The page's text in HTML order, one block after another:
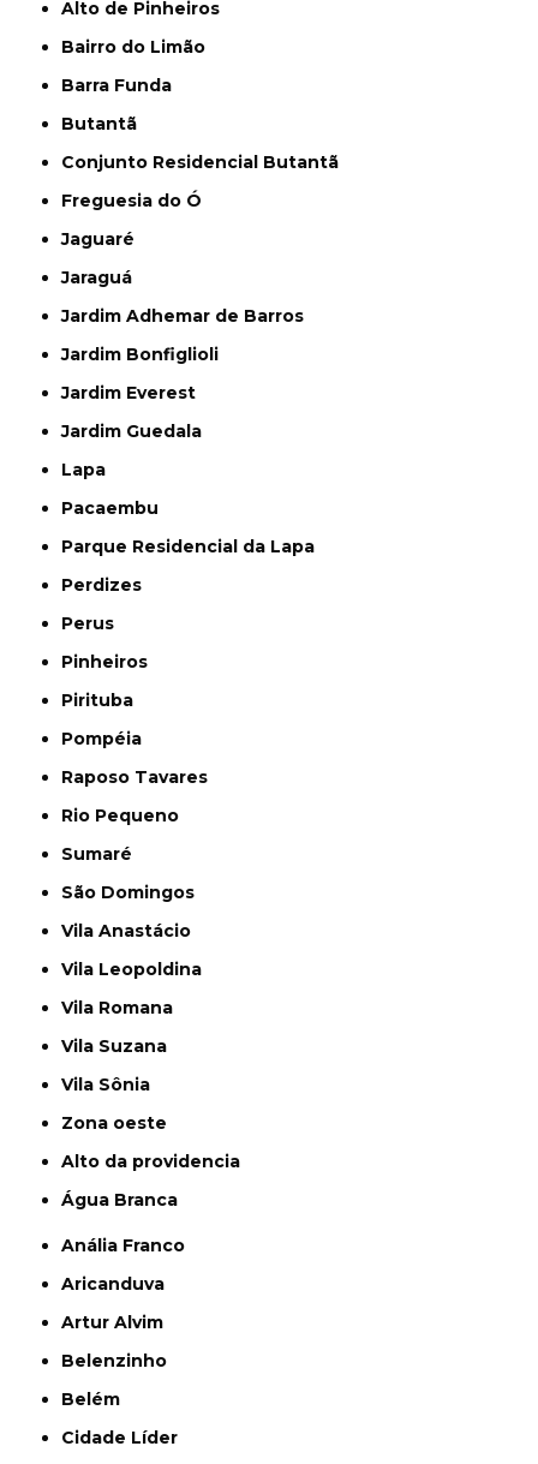
Alto de Pinheiros
Bairro do Limão
Barra Funda
Butantã
Conjunto Residencial Butantã
Freguesia do Ó
Jaguaré
Jaraguá
Jardim Adhemar de Barros
Jardim Bonfiglioli
Jardim Everest
Jardim Guedala
Lapa
Pacaembu
Parque Residencial da Lapa
Perdizes
Perus
Pinheiros
Pirituba
Pompéia
Raposo Tavares
Rio Pequeno
Sumaré
São Domingos
Vila Anastácio
Vila Leopoldina
Vila Romana
Vila Suzana
Vila Sônia
Zona oeste
alto da providencia
Água Branca
Anália Franco
Aricanduva
Artur Alvim
Belenzinho
Belém
Cidade Líder